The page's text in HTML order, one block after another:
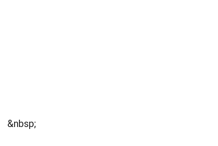
&nbsp;